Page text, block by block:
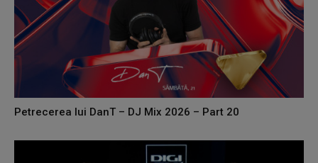
Petrecerea lui DanT – DJ Mix 2026 – Part 20